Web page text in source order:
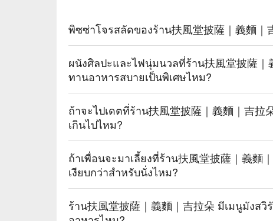
พิซซ่าโจรสลัดของร้าน扶風堂披薩｜義麵｜
ผนังศิลปะและไฟนุ่มนวลที่ร้าน扶風堂披薩｜
ทานอาหารสบายเป็นพิเศษไหม?
ถ้าจะไปเดตที่ร้าน扶風堂披薩｜義麵｜吉拉
เกินไปไหม?
ถ้าเพื่อนจะมาเลี้ยงที่ร้าน扶風堂披薩｜義
เงียบกว่าสำหรับนั่งไหม?
ร้าน扶風堂披薩｜義麵｜吉拉朵 มีเมนูมัง